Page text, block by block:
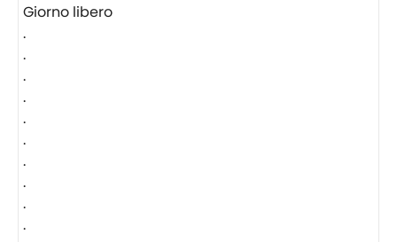
Giorno libero
.
.
.
.
.
.
.
.
.
.